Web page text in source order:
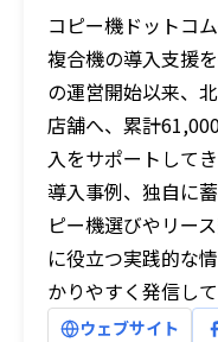
コピー機ドットコ
複合機の導入支援
の運営開始以来、
店舗へ、累計
入をサポートして
導入事例、独自に
ピー機選びやリー
に役立つ実践的な
かりやすく発信して
ウェブサイト